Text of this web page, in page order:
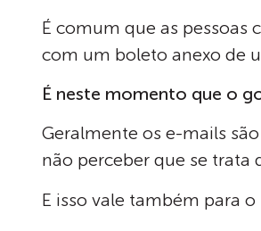
É comum que as
com um boleto anexo de
É neste momento que o
Geralmente os e-mails
não perceber que se trata
E isso vale também para